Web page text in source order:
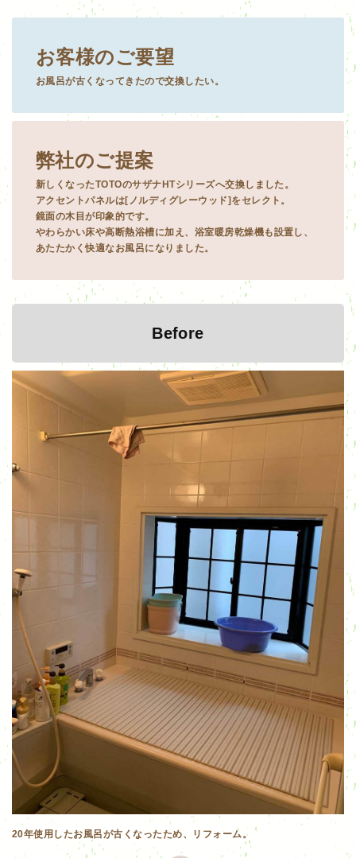
お客様のご要望
お風呂が古くなってきたので交換したい。
弊社のご提案
新しくなったTOTOのサザナHTシリーズへ交換しました。
アクセントパネルは[ノルディグレーウッド]をセレクト。
鏡面の木目が印象的です。
やわらかい床や高断熱浴槽に加え、浴室暖房乾燥機も設置し、
あたたかく快適なお風呂になりました。
Before
20年使用したお風呂が古くなったため、リフォーム。